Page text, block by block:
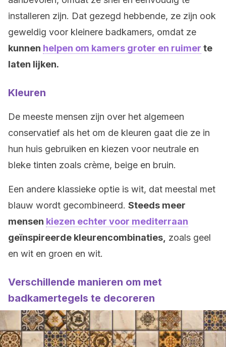
installeren zijn. Dat gezegd hebbende, ze zijn ook
geweldig voor kleinere badkamers, omdat ze
kunnen helpen om kamers groter en ruimer te
laten lijken.
Kleuren
De meeste mensen zijn over het algemeen
conservatief als het om de kleuren gaat die ze in
hun huis gebruiken en kiezen voor neutrale en
bleke tinten zoals crème, beige en bruin.
Een andere klassieke optie is wit, dat meestal met
blauw wordt gecombineerd. Steeds meer
mensen kiezen echter voor mediterraan
geïnspireerde kleurencombinaties, zoals geel
en wit en groen en wit.
Verschillende manieren om met
badkamertegels te decoreren